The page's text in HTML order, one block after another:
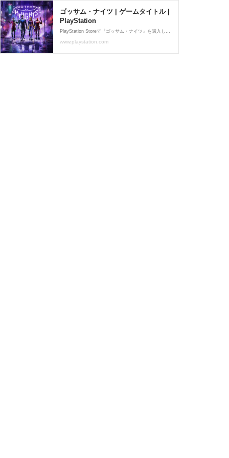
ゴッサム・ナイツ | ゲームタイトル |
PlayStation
PlayStation Storeで『ゴッサム・ナイツ』を購入しよう。新たなダークナイトとなり、混沌に陥ったゴッサムの街を救え。
www.playstation.com